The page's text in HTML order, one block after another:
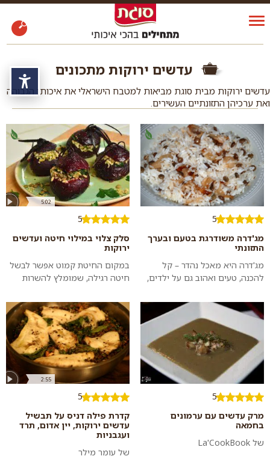
עדשים ירוקות מתכונים
עדשים ירוקות מבית סוגת מביאות למטבח הישראלי את איכותן הגבוהה
ואת ערכיהן התזונתיים העשירים.
5
מג'דרה משודרגת בטעם ובערך
התזונתי
מג'דרה היא מאכל נהדר – קל
להכנה, טעים ואהוב גם על ילדים,
עם כל תוספת (סלטים, תבשיל...
5:02
5
סלק צלוי במילוי חיטה ועדשים
ירוקות
במקום החיטת קמוט אפשר לבשל
חיטה רגילה, שמומלץ להשרות
ראשונה מרהיבה לערב שבת או חג.
בשיתוף וואל...
5
מרק עדשים עם ערמונים
בחמאה
של La'CookBook
2:55
5
קדרת פילה דניס על תבשיל
עדשים ירוקות, יין אדום, תרד
ועגבניות
של עומר מילר